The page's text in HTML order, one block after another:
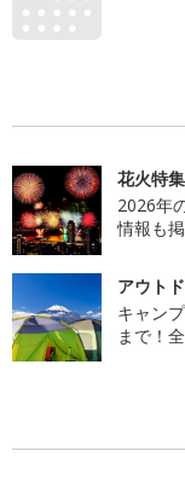
花火特
2026年
情報も
アウト
キャン
まで！